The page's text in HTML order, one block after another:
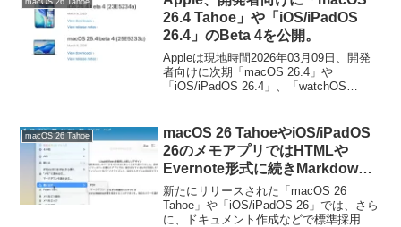
macOS 26 Tahoe
26.4 Tahoe」や「iOS/iPadOS
26.4」のBeta 4を公開。
Appleは現地時間2026年03月09日、開発
者向けに次期「macOS 26.4」や
「iOS/iPadOS 26.4」、「watchOS
macOS 26 Tahoe
macOS 26 TahoeやiOS/iPadOS
26のメモアプリではHTMLや
Evernote形式に続きMarkdown
形式のファイルのインポートとエ
クスポートをサポート。
新たにリリースされた「macOS 26
Tahoe」や「iOS/iPadOS 26」では、さら
に、ドキュメント作成などで標準採用さ